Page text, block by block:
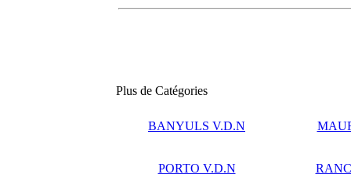
Plus de Catégories
BANYULS V.D.N
PORTO V.D.N